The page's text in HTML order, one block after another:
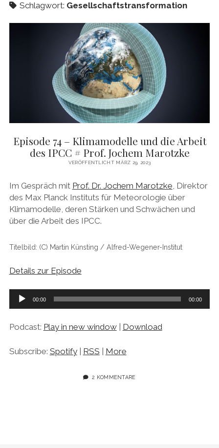
KONTAKT
DAS BUCH ZUM PODCAST
facebook
linkedinyoutube
emailmastodon
patreonspotify
Schlagwort: Gesellschaftstransformation
Episode 74 – Klimamodelle und die Arbeit
des IPCC # Prof. Jochem Marotzke
VERÖFFENTLICHT MÄRZ 29, 2023
Im Gespräch mit Prof. Dr. Jochem Marotzke , Direktor
des Max Planck Instituts für Meteorologie über
Klimamodelle, deren Stärken und Schwächen und
über die Arbeit des IPCC.
Titelbild: (C) Martin Künsting / Alfred-Wegener-Institut
Details zur Episode
Audio-
00:00 00:00
Podcast: Play in new window| Download
Subscribe: Spotify| RSS | More
2 KOMMENTARE